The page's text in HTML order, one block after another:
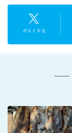
ポストする